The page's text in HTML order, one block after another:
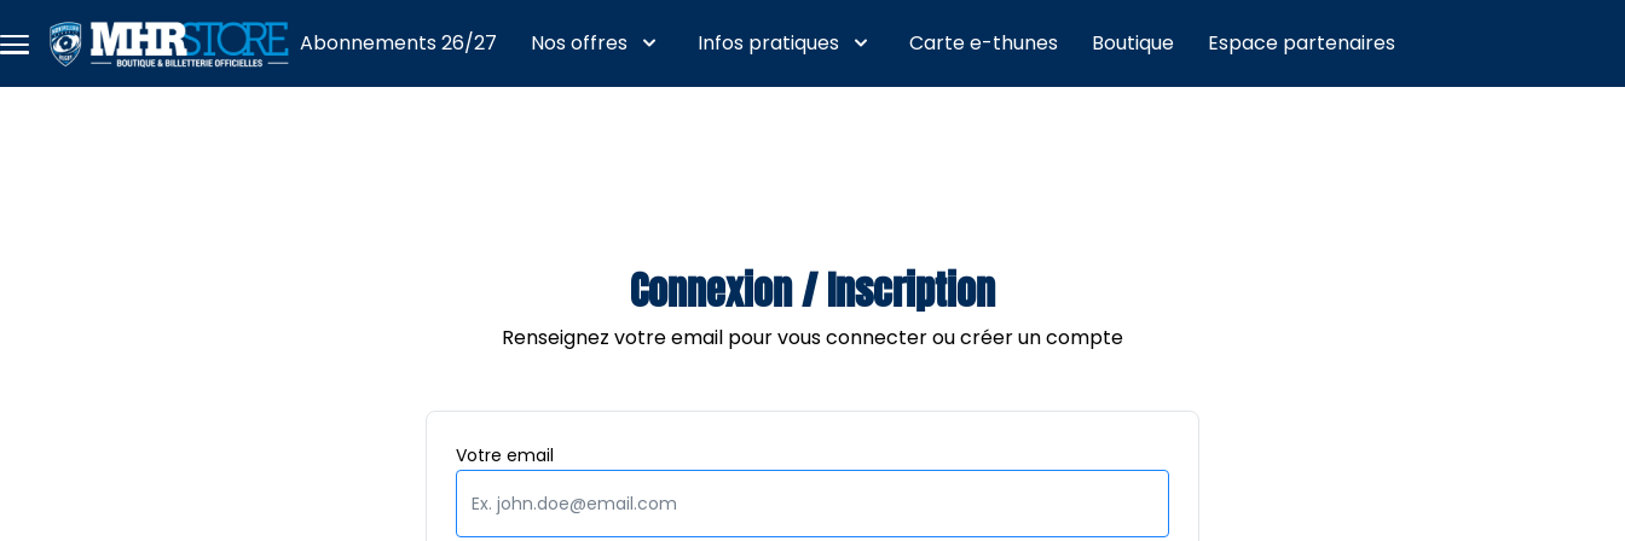
Menu
principal
Abonnements 26/27 Nos offres Infos pratiques Carte e-thunes Boutique Espace partenaires
Connexion / Inscription
Renseignez votre email pour vous connecter ou créer un compte
Votre email